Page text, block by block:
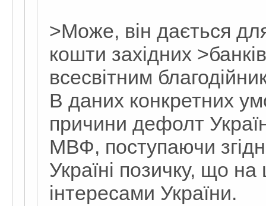
>Може, він дається
кошти західних
всесвітним
В даних конкретних
причини дефолт
МВФ, поступаючи
Україні позичку, що на
інтересами України.